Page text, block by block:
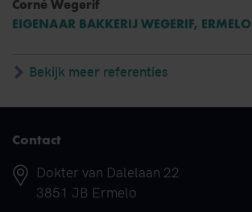
Corné Wegerif
EIGENAAR BAKKERIJ WEGERIF, ERMELO
Bekijk meer referenties
Contact
Adres
Dokter van Dalelaan 22
3851 JB Ermelo